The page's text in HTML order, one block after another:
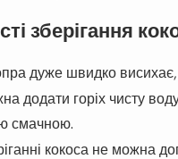
зберігання
дуже швидко висихає,
додати горіх чисту
смачною.
кокоса не можна